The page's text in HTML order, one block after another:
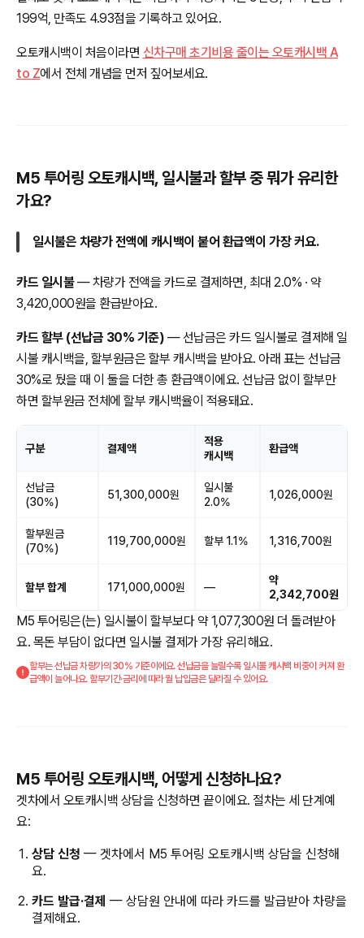
199억, 만족도 4.93점을 기록하고 있어요.
오토캐시백이 처음이라면 신차구매 초기비용 줄이는 오토캐시백 A
to Z에서 전체 개념을 먼저 짚어보세요.
M5 투어링 오토캐시백, 일시불과 할부 중 뭐가 유리한
가요?
일시불은 차량가 전액에 캐시백이 붙어 환급액이 가장 커요.
카드 일시불— 차량가 전액을 카드로 결제하면, 최대 2.0% · 약
3,420,000원을 환급받아요.
카드 할부 (선납금 30% 기준) — 선납금은 카드 일시불로 결제해 일
시불 캐시백을, 할부원금은 할부 캐시백을 받아요. 아래 표는 선납금
30%로 뒀을 때 이 둘을 더한 총 환급액이에요. 선납금 없이 할부만
하면 할부원금 전체에 할부 캐시백율이 적용돼요.
구분 결제액
적용
캐시백
환급액
선납금
(30%)
51,300,000원
일시불
2.0%
1,026,000원
할부원금
(70%)
119,700,000원 할부 1.1% 1,316,700원
할부 합계 171,000,000원 —
약
2,342,700원
M5 투어링은(는) 일시불이 할부보다 약 1,077,300원 더 돌려받아
요. 목돈 부담이 없다면 일시불 결제가 가장 유리해요.
할부는 선납금 차량가의 30% 기준이에요. 선납금을 늘릴수록 일시불 캐시백 비중이 커져 환
급액이 늘어나요. 할부기간·금리에 따라 월 납입금은 달라질 수 있어요.
M5 투어링 오토캐시백, 어떻게 신청하나요?
겟차에서 오토캐시백 상담을 신청하면 끝이에요. 절차는 세 단계예
요:
상담 신청 — 겟차에서 M5 투어링 오토캐시백 상담을 신청해
요.
카드 발급·결제 — 상담원 안내에 따라 카드를 발급받아 차량을
결제해요.